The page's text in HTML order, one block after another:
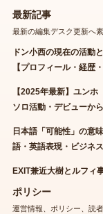
最新記事
最新の編集デスク更新へ
ドン小西の現在の活動
【プロフィール・経歴
【2025年最新】ユン
ソロ活動・デビューか
日本語「可能性」の意
語・英語表現・ビジネ
EXIT兼近大樹とルフィ
ポリシー
運営情報、ポリシー、読者